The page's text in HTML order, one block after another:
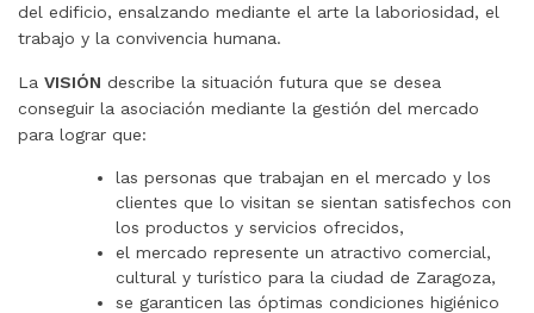
del edificio, ensalzando mediante el arte la laboriosidad, el
trabajo y la convivencia humana.
La VISIÓN describe la situación futura que se desea
conseguir la asociación mediante la gestión del mercado
para lograr que:
las personas que trabajan en el mercado y los
clientes que lo visitan se sientan satisfechos con
los productos y servicios ofrecidos,
el mercado represente un atractivo comercial,
cultural y turístico para la ciudad de Zaragoza,
se garanticen las óptimas condiciones higiénico